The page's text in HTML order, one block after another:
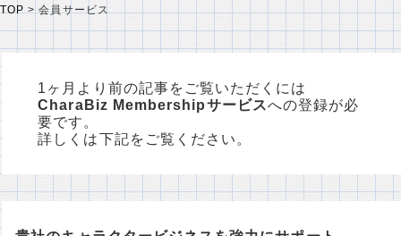
TOP >会員サービス
1ヶ月より前の記事をご覧いただくには
CharaBiz Membershipサービスへの登録が必
要です。
詳しくは下記をご覧ください。